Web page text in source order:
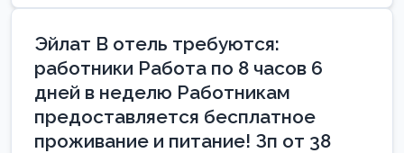
Эйлат В отель требуются:
работники Работа по 8 часов 6
дней в неделю Работникам
предоставляется бесплатное
проживание и питание! Зп от 38